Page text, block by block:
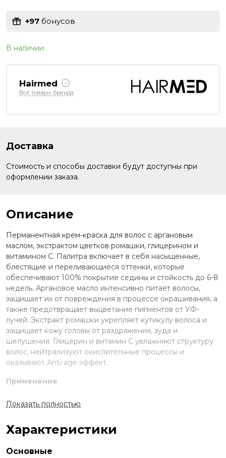
+97 бонусов
В наличии
Hairmed
Все товары бренда
Доставка
Стоимость и способы доставки будут доступны при
оформлении заказа.
Описание
Перманентная крем-краска для волос с аргановым
маслом, экстрактом цветков ромашки, глицерином и
витамином С. Палитра включает в себя насыщенные,
блестящие и переливающиеся оттенки, которые
обеспечивают 100% покрытие седины и стойкость до 6-8
недель. Аргановое масло интенсивно питает волосы,
защищает их от повреждения в процессе окрашивания, а
также предотвращает выцветание пигментов от УФ-
лучей. Экстракт ромашки укрепляет кутикулу волоса и
защищает кожу головы от раздражения, зуда и
шелушения. Глицерин и витамин С увлажняют структуру
волос, нейтрализуют окислительные процессы и
оказывают Anti-age эффект.
Применение
Смешайте краску и оксид в неметаллической ёмкости.
Нанесите на волосы, выдержите указанное время.
волос.
(пропорция 1:1,5). Время выдержки 35 мин.
Показать полностью
Характеристики
Основные